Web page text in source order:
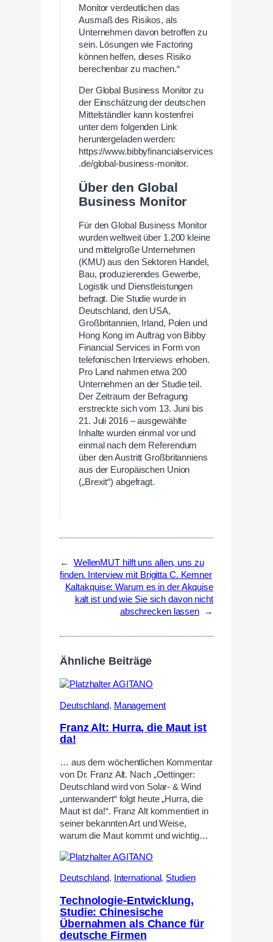
Monitor verdeutlichen das
Ausmaß des Risikos, als
Unternehmen davon betroffen zu
sein. Lösungen wie Factoring
können helfen, dieses Risiko
berechenbar zu machen.“
Der Global Business Monitor zu
der Einschätzung der deutschen
Mittelständler kann kostenfrei
unter dem folgenden Link
heruntergeladen werden:
https://www.bibbyfinancialservices
.de/global-business-monitor.
Über den Global
Business Monitor
Für den Global Business Monitor
wurden weltweit über 1.200 kleine
und mittelgroße Unternehmen
(KMU) aus den Sektoren Handel,
Bau, produzierendes Gewerbe,
Logistik und Dienstleistungen
befragt. Die Studie wurde in
Deutschland, den USA,
Großbritannien, Irland, Polen und
Hong Kong im Auftrag von Bibby
Financial Services in Form von
telefonischen Interviews erhoben.
Pro Land nahmen etwa 200
Unternehmen an der Studie teil.
Der Zeitraum der Befragung
erstreckte sich vom 13. Juni bis
21. Juli 2016 – ausgewählte
Inhalte wurden einmal vor und
einmal nach dem Referendum
über den Austritt Großbritanniens
aus der Europäischen Union
(„Brexit“) abgefragt.
←
WellenMUT hilft uns allen, uns zu
finden. Interview mit Brigitta C. Kemner
Kaltakquise: Warum es in der Akquise
kalt ist und wie Sie sich davon nicht
abschrecken lassen
→
Ähnliche Beiträge
Deutschland, Management
Franz Alt: Hurra, die Maut ist
da!
… aus dem wöchentlichen Kommentar
von Dr. Franz Alt. Nach „Oettinger:
Deutschland wird von Solar- & Wind
„unterwandert“ folgt heute „Hurra, die
Maut ist da!“. Franz Alt kommentiert in
seiner bekannten Art und Weise,
warum die Maut kommt und wichtig…
Deutschland, International, Studien
Technologie-Entwicklung,
Studie: Chinesische
Übernahmen als Chance für
deutsche Firmen